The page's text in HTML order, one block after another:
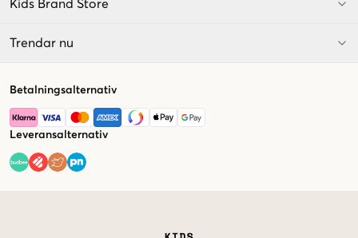
Kids Brand Store
Trendar nu
Betalningsalternativ
Leveransalternativ